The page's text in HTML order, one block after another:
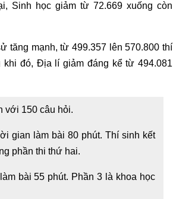
Sinh học giảm từ 72.669 xuống còn
tăng mạnh, từ 499.357 lên 570.800 thí
khi đó, Địa lí giảm đáng kể từ 494.081
với 150 câu hỏi.
gian làm bài 80 phút. Thí sinh kết
phần thi thứ hai.
bài 55 phút. Phần 3 là khoa học